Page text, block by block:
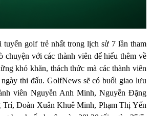
golf trẻ nhất trong lịch sử 7 lần tham
chuyện với các thành viên để hiểu thêm về
khó khăn, thách thức mà các thành viên
thi đấu. GolfNews sẽ có buổi giao lưu
viên Nguyễn Anh Minh, Nguyễn Đặng
Trí, Đoàn Xuân Khuê Minh, Phạm Thị Yến